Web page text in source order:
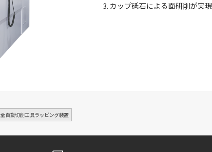
3. カップ砥石による面研削が実
全自動切削工具ラッピング装置